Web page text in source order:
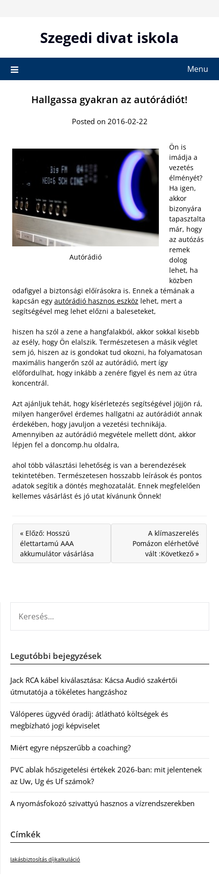
Szegedi divat iskola
Menu
Hallgassa gyakran az autórádiót!
Posted on 2016-02-22
Autórádió
Ön is
imádja a
vezetés
élményét?
Ha igen,
akkor
bizonyára
tapasztalta
már, hogy
az autózás
remek
dolog
lehet, ha
közben
odafigyel a biztonsági előírásokra is. Ennek a témának a
kapcsán egy autórádió hasznos eszköz lehet, mert a
segítségével meg lehet előzni a baleseteket,
hiszen ha szól a zene a hangfalakból, akkor sokkal kisebb
az esély, hogy Ön elalszik. Természetesen a másik véglet
sem jó, hiszen az is gondokat tud okozni, ha folyamatosan
maximális hangerőn szól az autórádió, mert így
előfordulhat, hogy inkább a zenére figyel és nem az útra
koncentrál.
Azt ajánljuk tehát, hogy kísérletezés segítségével jöjjön rá,
milyen hangerővel érdemes hallgatni az autórádiót annak
érdekében, hogy javuljon a vezetési technikája.
Amennyiben az autórádió megvétele mellett dönt, akkor
lépjen fel a doncomp.hu oldalra,
ahol több választási lehetőség is van a berendezések
tekintetében. Természetesen hosszabb leírások és pontos
adatok segítik a döntés meghozatalát. Ennek megfelelően
kellemes vásárlást és jó utat kívánunk Önnek!
« Előző: Hosszú
élettartamú AAA
akkumulátor vásárlása
A klímaszerelés
Pomázon elérhetővé
vált :Következő »
Legutóbbi bejegyzések
Jack RCA kábel kiválasztása: Kácsa Audió szakértői
útmutatója a tökéletes hangzáshoz
Válóperes ügyvéd óradíj: átlátható költségek és
megbízható jogi képviselet
Miért egyre népszerűbb a coaching?
PVC ablak hőszigetelési értékek 2026-ban: mit jelentenek
az Uw, Ug és Uf számok?
A nyomásfokozó szivattyú hasznos a vízrendszerekben
Címkék
lakásbiztosítás díjkalkuláció